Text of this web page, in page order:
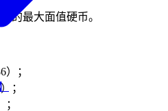
的最大面值硬币。
）；
；